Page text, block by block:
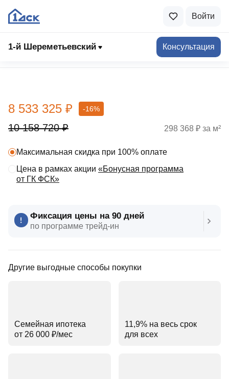
Войти
1-й Шереметьевский Консультация
Выбрать квартиру
10 158 720 ₽
8 533 325 ₽ -16%
Фиксация цены на 90 дней
по программе трейд‑ин
Другие выгодные способы покупки
Семейная ипотека
от 26 000 ₽⁠/⁠мес
11,9% на весь срок
для всех
Максимальная скидка при 100% оплате
Цена в рамках акции «Бонусная программа
от ГК ФСК»
298 368 ₽ за м²